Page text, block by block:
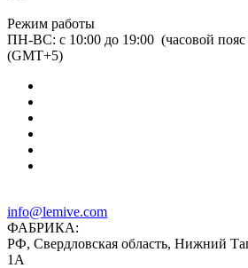
Режим работы
ПН-ВС: с 10:00 до 19:00 (часовой
(GMT+5)
info@lemive.com
ФАБРИКА:
РФ, Свердловская область, Нижний
1А